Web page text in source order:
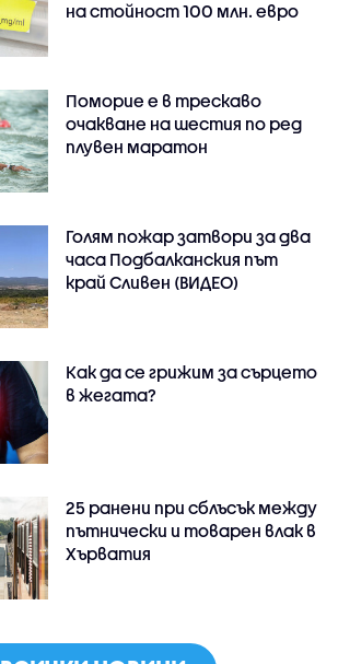
на стойност 100 млн. евро
Поморие е в трескаво
очакване на шестия по ред
плувен маратон
Голям пожар затвори за два
часа Подбалканския път
край Сливен (ВИДЕО)
Как да се грижим за сърцето
в жегата?
25 ранени при сблъсък между
пътнически и товарен влак в
Хърватия